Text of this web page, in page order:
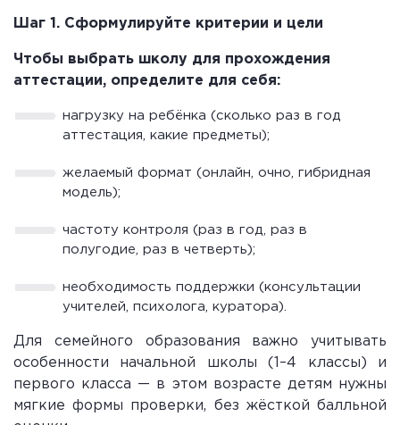
Шаг 1. Сформулируйте критерии и цели
Чтобы выбрать школу для прохождения
аттестации, определите для себя:
нагрузку на ребёнка (сколько раз в год
аттестация, какие предметы);
желаемый формат (онлайн, очно, гибридная
модель);
частоту контроля (раз в год, раз в
полугодие, раз в четверть);
необходимость поддержки (консультации
учителей, психолога, куратора).
Для семейного образования важно учитывать
особенности начальной школы (1–4 классы) и
первого класса — в этом возрасте детям нужны
мягкие формы проверки, без жёсткой балльной